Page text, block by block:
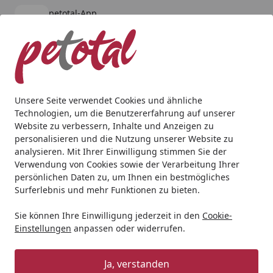
Unsere Seite verwendet Cookies und ähnliche
Technologien, um die Benutzererfahrung auf unserer
Website zu verbessern, Inhalte und Anzeigen zu
personalisieren und die Nutzung unserer Website zu
analysieren. Mit Ihrer Einwilligung stimmen Sie der
Verwendung von Cookies sowie der Verarbeitung Ihrer
persönlichen Daten zu, um Ihnen ein bestmögliches
Surferlebnis und mehr Funktionen zu bieten.
Sie können Ihre Einwilligung jederzeit in den Cookie-
Einstellungen anpassen oder widerrufen.
Ja, verstanden
petotal-App
kostenlos - Im App Store
Alle Produkte
Mein Konto
Suchen
Startseite
Hund BARF & Frostfutter Muskelfleisch Die
Die Futtermacher Rind Mix mit
grünem Pansen Spezialfutter /
Frostfutter für Hunde